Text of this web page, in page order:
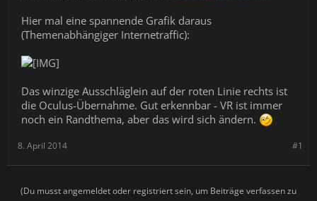
Hier mal eine spannende Grafik daraus
(Themenabhängiger Internetraffic):
Das winzige Ausschläglein auf der roten Linie rechts ist
die Oculus-Übernahme. Gut erkennbar - VR ist immer
noch ein Randthema, aber das wird sich ändern.
#1
8. April 2014
(Du musst angemeldet oder registriert sein, um Beiträge verfassen zu